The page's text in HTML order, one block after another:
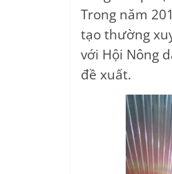
Trong năm
tạo thường
với Hội Nông
đề xuất.